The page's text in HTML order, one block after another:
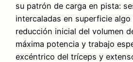
su patrón de carga en pista:
intercaladas en superficie algo
reducción inicial del volumen
máxima potencia y trabajo
excéntrico del tríceps y